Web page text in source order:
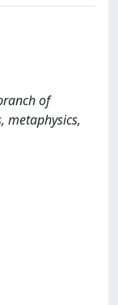
of
metaphysics,